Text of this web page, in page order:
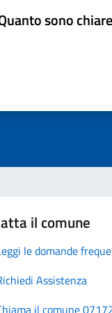
sono
il comune
le domande
Assistenza
il comune